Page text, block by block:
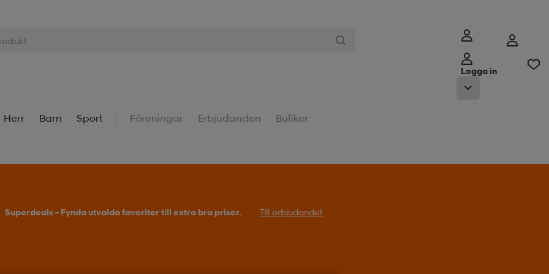
Logga in
Herr Barn Sport Föreningar Erbjudanden Butiker
Superdeals – Fynda utvalda favoriter till extra bra priser. Till erbjudandet